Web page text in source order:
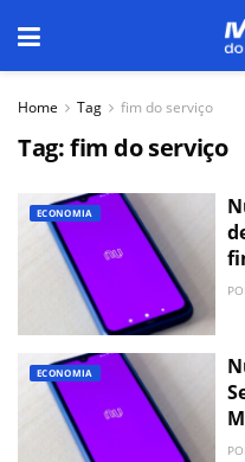
Home Tag fim do serviço
Tag:fim do serviço
ECONOMIA
ECONOMIA